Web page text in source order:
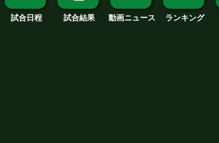
試合日程 試合結果 動画ニュース ランキング